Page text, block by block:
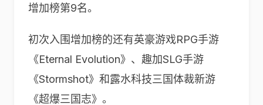
增加榜第9名。
初次入围增加榜的还有英豪游戏RPG手游
《Eternal Evolution》、趣加SLG手游
《Stormshot》和露水科技三国体裁新游
《超爆三国志》。